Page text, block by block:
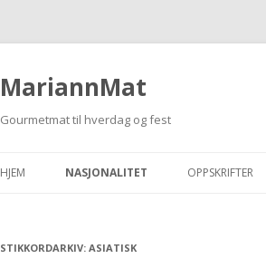
MariannMat
Gourmetmat til hverdag og fest
HJEM NASJONALITET OPPSKRIFTER
STIKKORDARKIV: ASIATISK